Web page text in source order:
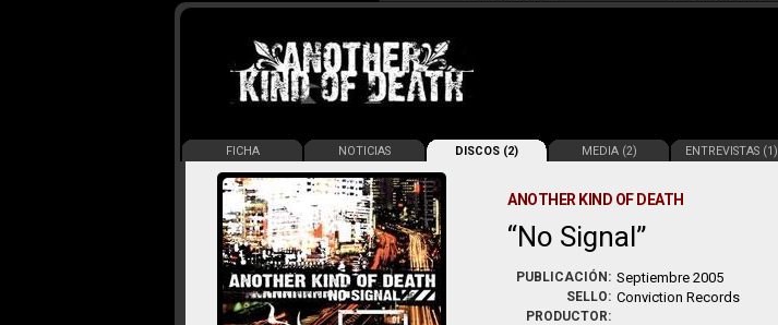
FICHA NOTICIAS DISCOS (2) MEDIA (2) ENTREVISTAS (1)
ANOTHER KIND OF DEATH
No Signal
PUBLICACIÓN: Septiembre 2005
SELLO: Conviction Records
PRODUCTOR: